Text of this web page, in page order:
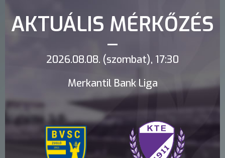
AKTUÁLIS MÉRKŐZÉS
2026.08.08. (szombat), 17:30
Merkantil Bank Liga